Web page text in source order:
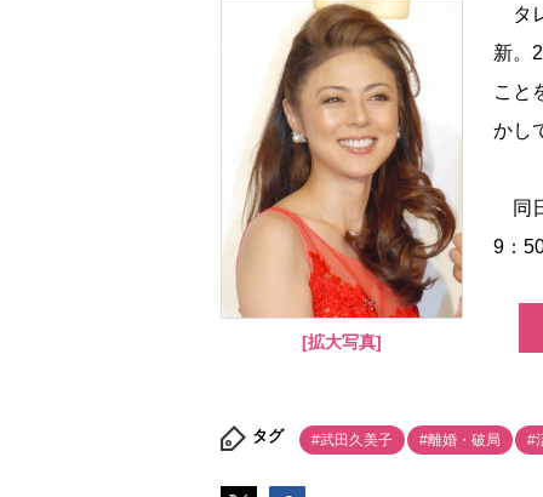
[拡大写真]
タ
新。
こと
かし
同
9：
タグ #武田久美子 #離婚・破局 #